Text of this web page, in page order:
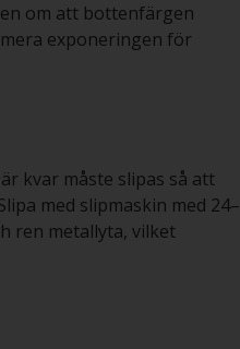
om att bottenfärgen
exponeringen för
kvar måste slipas så att
med slipmaskin med 24–
ren metallyta, vilket